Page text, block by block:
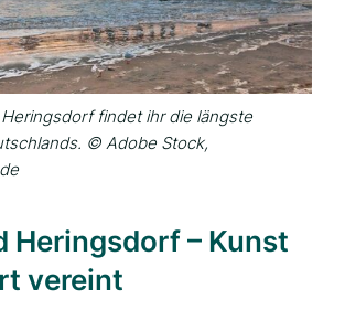
findet ihr die längste
© Adobe Stock,
Heringsdorf – Kunst
vereint